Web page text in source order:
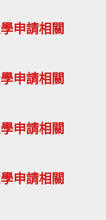
申請相關
申請相關
申請相關
申請相關